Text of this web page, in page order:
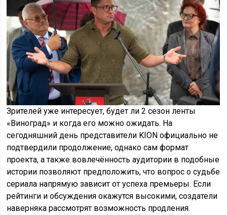
Зрителей уже интересует, будет ли 2 сезон ленты
«Виноград» и когда его можно ожидать. На
сегодняшний день представители KION официально не
подтвердили продолжение, однако сам формат
проекта, а также вовлечённость аудитории в подобные
истории позволяют предположить, что вопрос о судьбе
сериала напрямую зависит от успеха премьеры. Если
рейтинги и обсуждения окажутся высокими, создатели
наверняка рассмотрят возможность продления.